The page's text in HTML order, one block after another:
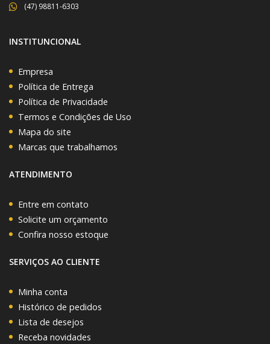
(47) 98811-6303
INSTITUNCIONAL
Empresa
Política de Entrega
Política de Privacidade
Termos e Condições de Uso
Mapa do site
Marcas que trabalhamos
ATENDIMENTO
Entre em contato
Solicite um orçamento
Confira nosso estoque
SERVIÇOS AO CLIENTE
Minha conta
Histórico de pedidos
Lista de desejos
Receba novidades